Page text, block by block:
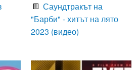
Саундтракът на
"Барби" - хитът на лято
2023 (видео)